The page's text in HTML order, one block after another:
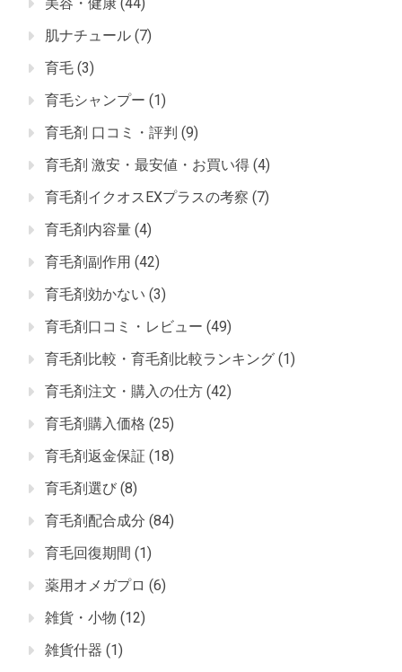
肌ナチュール (7)
育毛 (3)
育毛シャンプー (1)
育毛剤 口コミ・評判 (9)
育毛剤 激安・最安値・お買い得 (4)
育毛剤イクオスEXプラスの考察 (7)
育毛剤内容量 (4)
育毛剤副作用 (42)
育毛剤効かない (3)
育毛剤口コミ・レビュー (49)
育毛剤比較・育毛剤比較ランキング (1)
育毛剤注文・購入の仕方 (42)
育毛剤購入価格 (25)
育毛剤返金保証 (18)
育毛剤選び (8)
育毛剤配合成分 (84)
育毛回復期間 (1)
薬用オメガプロ (6)
雑貨・小物 (12)
雑貨什器 (1)